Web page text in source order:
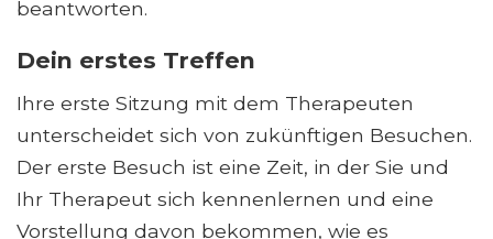
beantworten.
Dein erstes Treffen
Ihre erste Sitzung mit dem Therapeuten
unterscheidet sich von zukünftigen Besuchen.
Der erste Besuch ist eine Zeit, in der Sie und
Ihr Therapeut sich kennenlernen und eine
Vorstellung davon bekommen, wie es